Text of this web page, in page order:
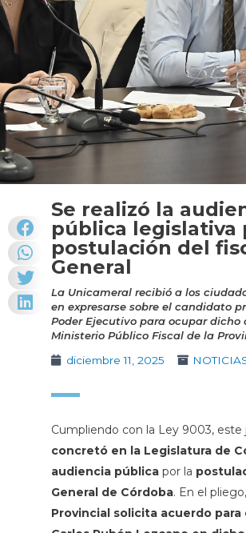
Se realizó la
pública legislativa
postulación del
General
La Unicameral recibió a los
en expresarse sobre el candidato
Poder Ejecutivo para ocupar dicho
Ministerio Público Fiscal de la
diciembre 11, 2025
Cumpliendo con la Ley 9003, este
concretó en la Legislatura de
audiencia públicapor la
General de Córdoba. En el
Provincial solicita acuerdo para